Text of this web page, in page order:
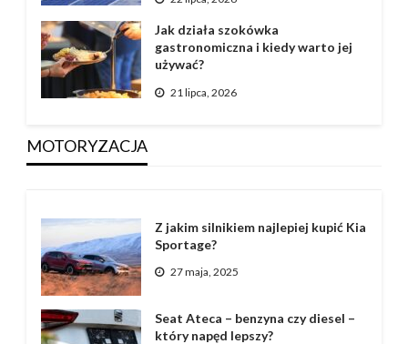
Jak działa szokówka
gastronomiczna i kiedy warto jej
używać?
21 lipca, 2026
MOTORYZACJA
Z jakim silnikiem najlepiej kupić Kia
Sportage?
27 maja, 2025
Seat Ateca – benzyna czy diesel –
który napęd lepszy?